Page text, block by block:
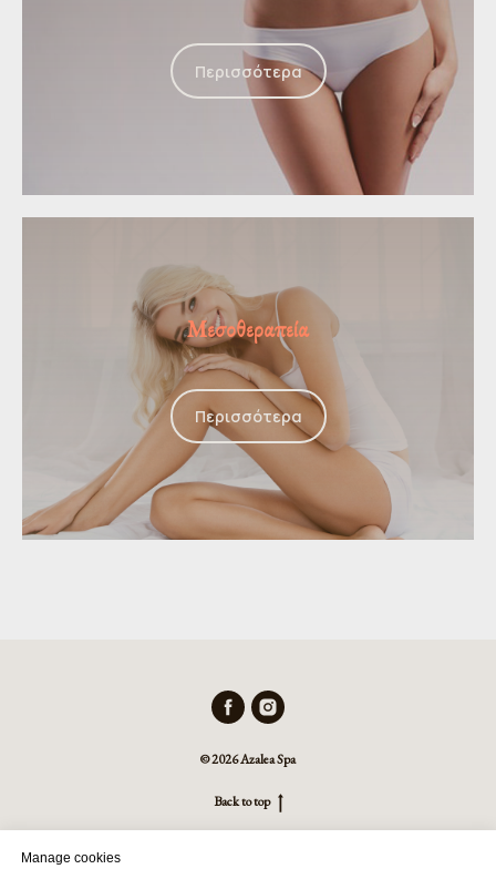
Περισσότερα
Μεσοθεραπεία
Περισσότερα
© 2026 Azalea Spa
Back to top
Manage cookies